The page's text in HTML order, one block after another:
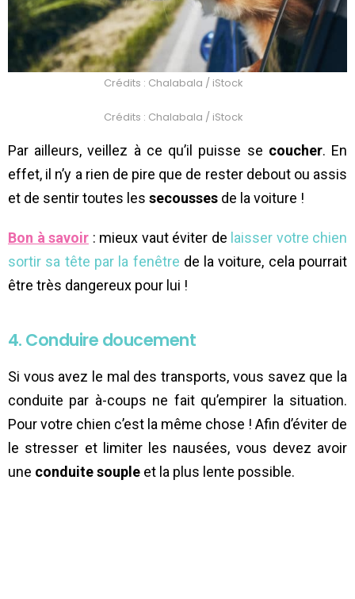
Crédits : Chalabala / iStock
Crédits : Chalabala / iStock
Par ailleurs, veillez à ce qu’il puisse se coucher. En
effet, il n’y a rien de pire que de rester debout ou assis
et de sentir toutes les secousses de la voiture !
Bon à savoir : mieux vaut éviter de laisser votre chien
sortir sa tête par la fenêtre de la voiture, cela pourrait
être très dangereux pour lui !
4. Conduire doucement
Si vous avez le mal des transports, vous savez que la
conduite par à-coups ne fait qu’empirer la situation.
Pour votre chien c’est la même chose ! Afin d’éviter de
le stresser et limiter les nausées, vous devez avoir
une conduite souple et la plus lente possible.